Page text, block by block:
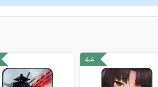
4.4